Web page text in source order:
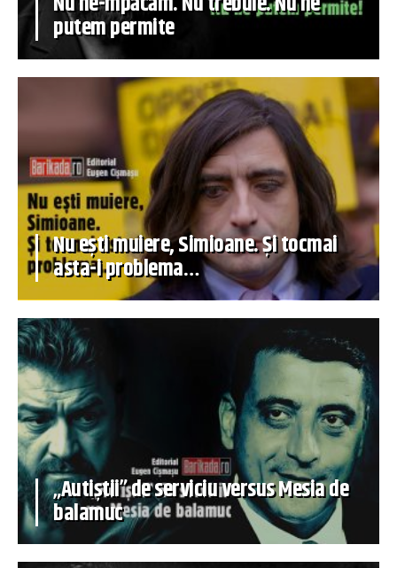
putem permite
Nu ești muiere, Simioane. Și tocmai
asta-i problema…
„Autiștii” de serviciu versus Mesia de
balamuc